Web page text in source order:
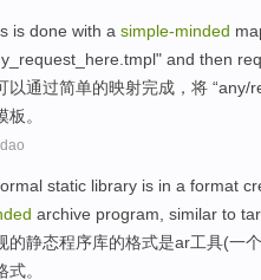
is done with a simple-minded
and then
以通过简单的映射完成 ，将 “any/
板 。
static library is in a format
archive program similar to tar
的静态程序库的格式是ar工具(一个
式。